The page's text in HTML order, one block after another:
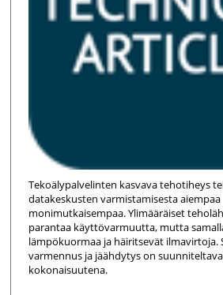
Tekoälypalvelinten kasvava tehotiheys
datakeskusten varmistamisesta aiempaa
monimutkaisempaa. Ylimääräiset
parantaa käyttövarmuutta, mutta
lämpökuormaa ja häiritsevät ilmavirtoja.
varmennus ja jäähdytys on
kokonaisuutena.